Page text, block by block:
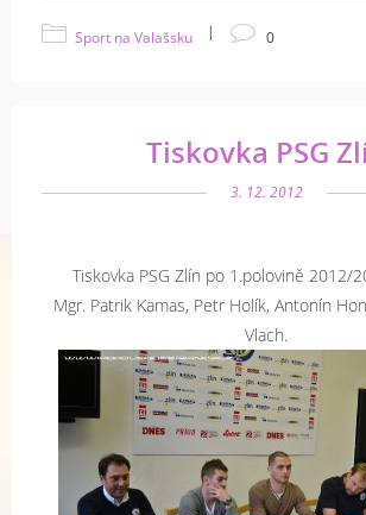
Sport na Valašsku | 0
Tiskovka PSG
3. 12. 2012
Tiskovka PSG Zlín po 1.polovině 2012/
Mgr. Patrik Kamas, Petr Holík, Antonín
Vlach.